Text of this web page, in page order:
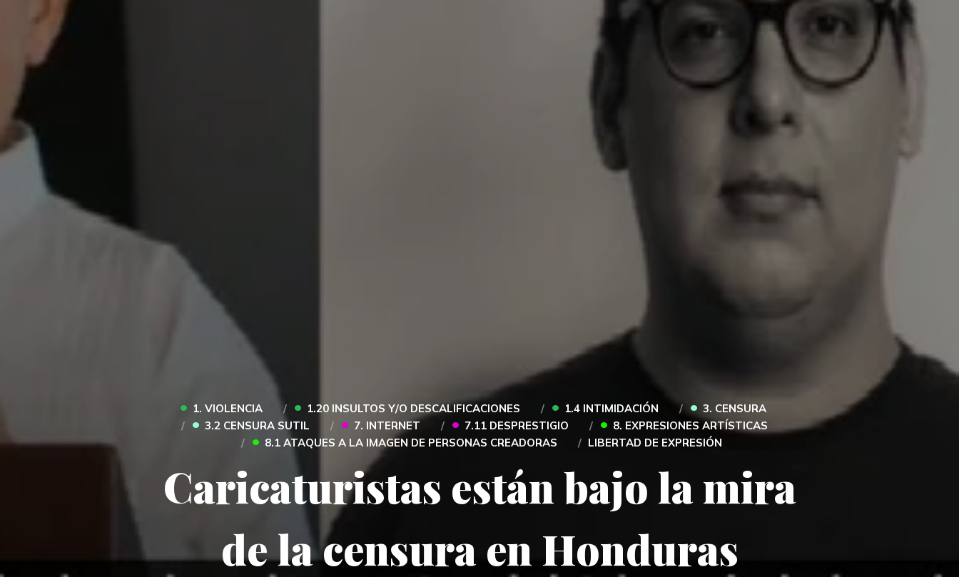
• 1. VIOLENCIA • 1.20 INSULTOS Y/O DESCALIFICACIONES • 1.4 INTIMIDACIÓN • 3. CENSURA
• 3.2 CENSURA SUTIL • 7. INTERNET • 7.11 DESPRESTIGIO • 8. EXPRESIONES ARTÍSTICAS
• 8.1 ATAQUES A LA IMAGEN DE PERSONAS CREADORAS LIBERTAD DE EXPRESIÓN
Caricaturistas están bajo la mira
de la censura en Honduras